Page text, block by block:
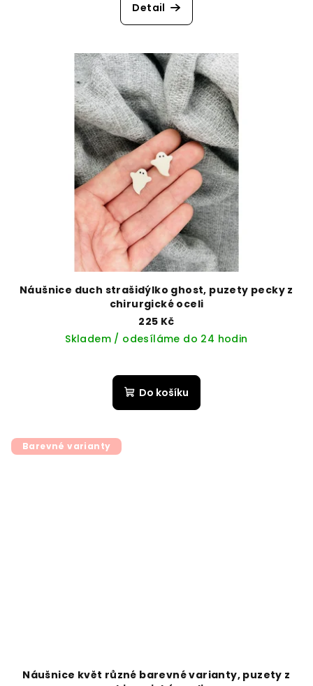
Detail
Náušnice duch strašidýlko ghost, puzety pecky z
chirurgické oceli
225 Kč
Skladem / odesíláme do 24 hodin
Do košíku
Barevné varianty
Náušnice květ různé barevné varianty, puzety z